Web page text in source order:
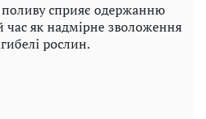
сприяє одержанню
час як надмірне зволоження
рослин.